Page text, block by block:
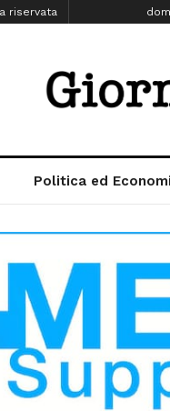
riservata
Politica ed